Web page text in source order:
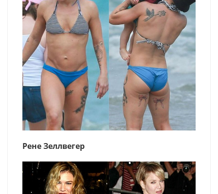
Рене Зеллвегер